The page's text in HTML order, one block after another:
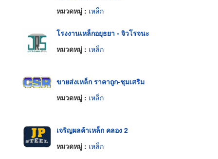
หมวดหมู่ : เหล็ก
โรงงานเหล็กอยุธยา - จิวโรจนะ
หมวดหมู่ : เหล็ก
ขายส่งเหล็ก ราคาถูก-ชุมเสริม
หมวดหมู่ : เหล็ก
เจริญผลค้าเหล็ก คลอง 2
หมวดหมู่ : เหล็ก